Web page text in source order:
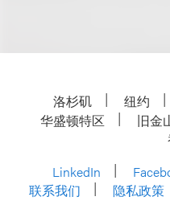
洛杉矶 纽约
华盛顿特区
旧金
LinkedIn
联系我们
隐私政策